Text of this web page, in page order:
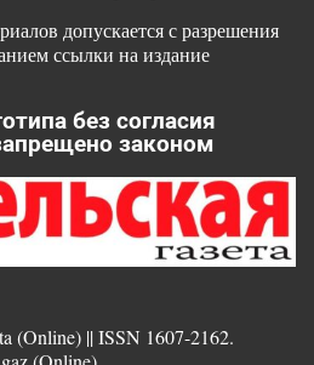
допускается с разрешения
ссылки на издание
без согласия
законом
(Online) || ISSN 1607-2162.